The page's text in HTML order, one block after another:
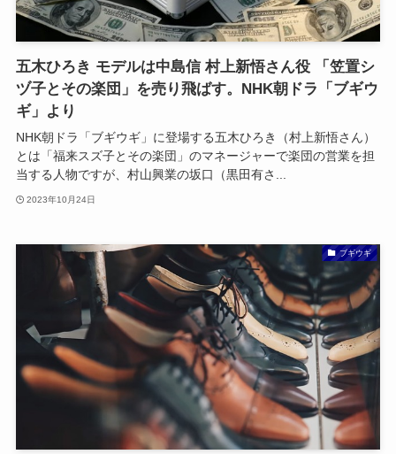
五木ひろき モデルは中島信 村上新悟さん役 「笠置シ
ヅ子とその楽団」を売り飛ばす。NHK朝ドラ「ブギウ
ギ」より
NHK朝ドラ「ブギウギ」に登場する五木ひろき（村上新悟さん）
とは「福来スズ子とその楽団」のマネージャーで楽団の営業を担
当する人物ですが、村山興業の坂口（黒田有さ...
2023年10月24日
ブギウギ